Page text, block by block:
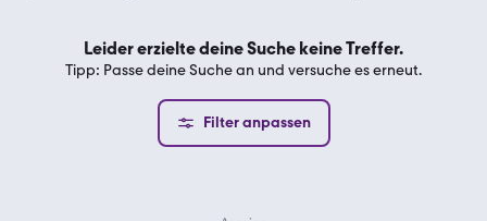
Leider erzielte deine Suche keine Treffer.
Tipp: Passe deine Suche an und versuche es erneut.
Filter anpassen